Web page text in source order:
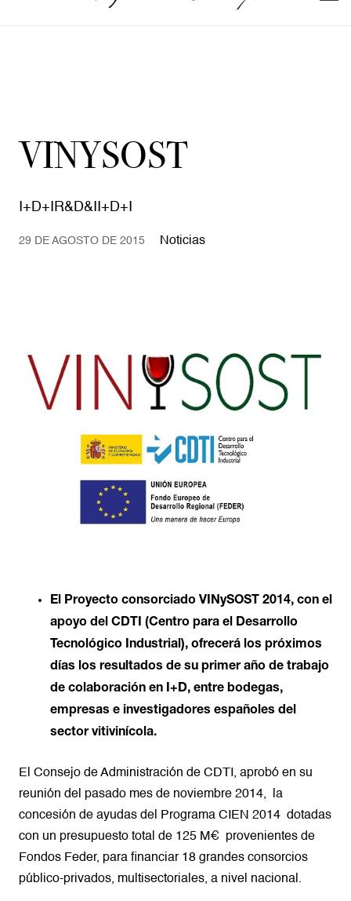
VINYSOST
I+D+IR&D&II+D+I
29 DE AGOSTO DE 2015 Noticias
El Proyecto consorciado VINySOST 2014, con el
apoyo del CDTI (Centro para el Desarrollo
Tecnológico Industrial), ofrecerá los próximos
días los resultados de su primer año de trabajo
de colaboración en I+D, entre bodegas,
empresas e investigadores españoles del
sector vitivinícola.
El Consejo de Administración de CDTI, aprobó en su
reunión del pasado mes de noviembre 2014, la
concesión de ayudas del Programa CIEN 2014 dotadas
con un presupuesto total de 125 M€ provenientes de
Fondos Feder, para financiar 18 grandes consorcios
público-privados, multisectoriales, a nivel nacional.